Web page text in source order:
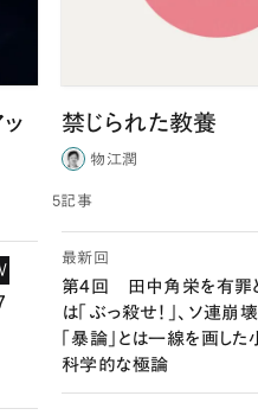
禁じられた教養
物江潤
5記事
最新回
第4回 田中角栄を有罪
は「ぶっ殺せ！」、ソ連
「暴論」とは一線を画し
科学的な極論